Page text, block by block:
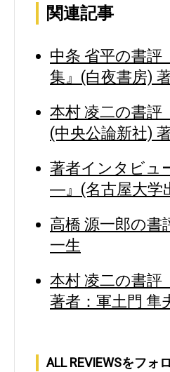
関連記事
中条 省平の書
集』(白夜書房)
本村 凌二の書評
(中央公論新社)
著者インタビュ
―』(名古屋大学
高橋 源一郎の書
一生
本村 凌二の書評
著者：軍土門 隼
ALL REVIEWSをフォ